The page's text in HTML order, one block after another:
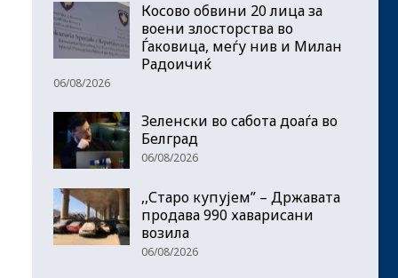
Косово обвини 20 лица за
воени злосторства во
Ѓаковица, меѓу нив и Милан
Радоичиќ
06/08/2026
Зеленски во сабота доаѓа во
Белград
06/08/2026
,,Старо купујем” – Државата
продава 990 хаварисани
возила
06/08/2026